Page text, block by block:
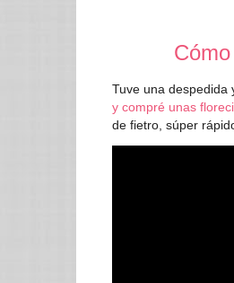
Tuve una
y compré unas
de fietro, súper